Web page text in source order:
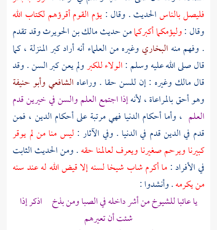
فليصل بالناسالحديث . وقال :يؤم القوم أقرؤهم لكتاب الله
وقال :وليؤمكما أكبركمامن حديثمالك بن الحويرثوقد تقدم
. وفهم منه البخاري وغيره من العلماء أنه أراد كبر المنزلة ، كما
قال صلى الله عليه وسلم :الولاء للكبرولم يعن كبر السن . وقد
قالمالك وغيره : إن للسن حقا . وراعاه الشافعيوأبو حنيفة
وهو أحق بالمراعاة ، لأنهإذا اجتمع العلم والسن في خيرين قدم
العلم ، وأما أحكام الدنيا فهي مرتبة على أحكام الدين ، فمن
قدم في الدين قدم في الدنيا . وفي الآثار : ليس منا من لم يوقر
كبيرنا ويرحم صغيرنا ويعرف لعالمنا حقه. ومن الحديث الثابت
في الأفراد :ما أكرم شاب شيخا لسنه إلا قيض الله له عند سنه
من يكرمه. وأنشدوا :
يا عائبا للشيوخ من أشر داخله في الصبا ومن بذخ اذكر إذا
شئت أن تعيرهم